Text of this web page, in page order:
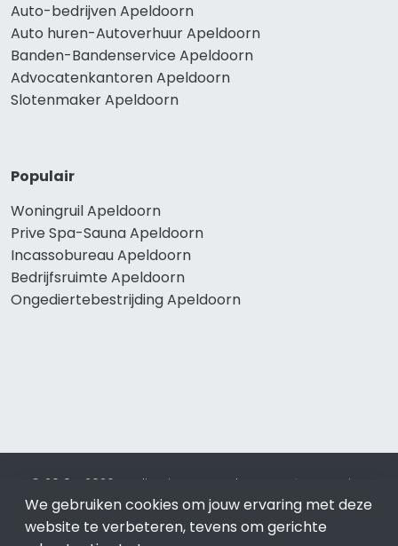
Auto-bedrijven Apeldoorn
Auto huren-Autoverhuur Apeldoorn
Banden-Bandenservice Apeldoorn
Advocatenkantoren Apeldoorn
Slotenmaker Apeldoorn
Populair
Woningruil Apeldoorn
Prive Spa-Sauna Apeldoorn
Incassobureau Apeldoorn
Bedrijfsruimte Apeldoorn
Ongediertebestrijding Apeldoorn
© 2019 - 2026 Realisatie en SEO door SEO-bureau
Lion
Internet. Betaal alleen voor bewezen resultaten?SEO
optimalisatie No Cure No Pay.Apeldoornis onderdeel van
We gebruiken cookies om jouw ervaring met deze
website te verbeteren, tevens om gerichte